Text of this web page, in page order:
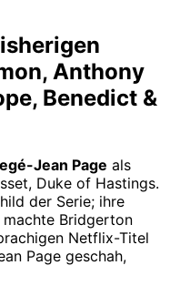
Anthony
Benedict &
Jean Page als
Duke of Hastings.
der Serie; ihre
Bridgerton
Netflix-Titel
Page geschah,